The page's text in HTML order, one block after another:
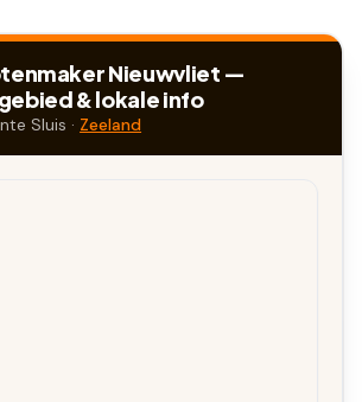
Nieuwvliet —
& lokale info
Sluis · Zeeland